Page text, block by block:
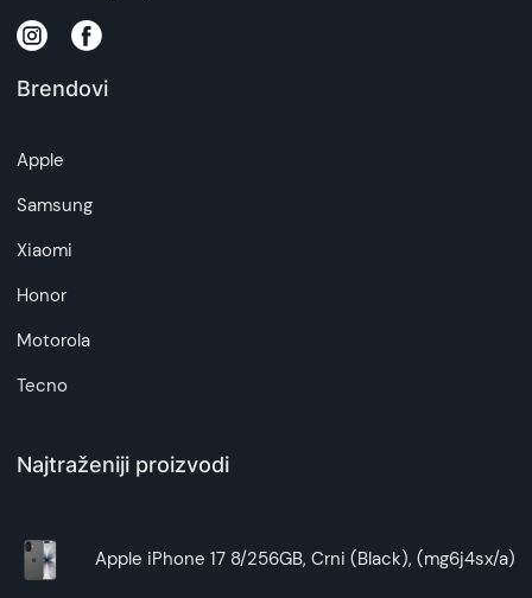
na daljinu, uslove reklamacije i povrata pročitajte
artikala budu što tačnije i detaljnije ali ne može
da garantuje da su svi podaci apsolutno ispravni.
Brendovi
Apple
Samsung
Xiaomi
Honor
Motorola
Tecno
Najtraženiji proizvodi
Apple iPhone 17 8/256GB, Crni (Black), (mg6j4sx/a)